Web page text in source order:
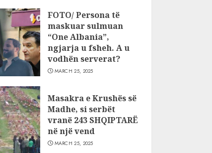
FOTO/ Persona të
maskuar sulmuan
“One Albania”,
ngjarja u fsheh. A u
vodhën serverat?
MARCH 25, 2025
Masakra e Krushës së
Madhe, si serbët
vranë 243 SHQIPTARË
në një vend
MARCH 25, 2025